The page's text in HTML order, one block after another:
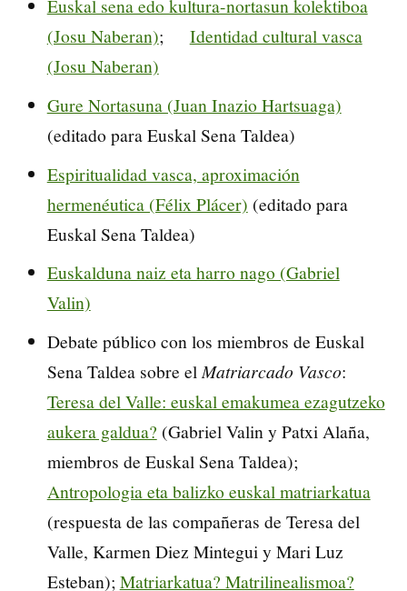
Euskal sena edo kultura-nortasun kolektiboa
(Josu Naberan); Identidad cultural vasca
(Josu Naberan)
Gure Nortasuna (Juan Inazio Hartsuaga)
(editado para Euskal Sena Taldea)
Espiritualidad vasca, aproximación
hermenéutica (Félix Plácer) (editado para
Euskal Sena Taldea)
Euskalduna naiz eta harro nago (Gabriel
Valin)
Debate público con los miembros de Euskal
Sena Taldea sobre el Matriarcado Vasco:
Teresa del Valle: euskal emakumea ezagutzeko
aukera galdua? (Gabriel Valin y Patxi Alaña,
miembros de Euskal Sena Taldea);
Antropologia eta balizko euskal matriarkatua
(respuesta de las compañeras de Teresa del
Valle, Karmen Diez Mintegui y Mari Luz
Esteban); Matriarkatua? Matrilinealismoa?